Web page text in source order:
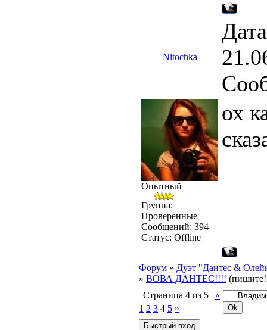
Nitochka
Опытный
Группа:
Проверенные
Сообщений: 394
Статус: Offline
ох
Форум » Дуэт "Дантес &
» ВОВА ДАНТЕС!!!!
Страница 4 из 5
«
1 2 3 4 5 »